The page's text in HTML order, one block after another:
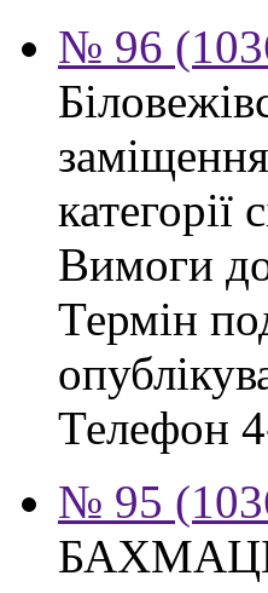
№ 96
категорії
Вимоги
Термін
Телефон
№ 95